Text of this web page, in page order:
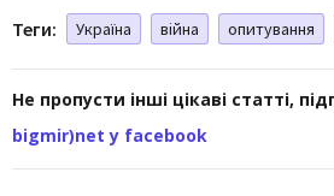
Теги: Україна війна опитування
Не пропусти інші цікаві статті,
bigmir)net у facebook